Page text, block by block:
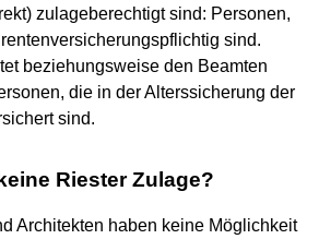
zulageberechtigt sind: Personen,
sind.
beziehungsweise den Beamten
die in der Alterssicherung der
sind.
Riester Zulage?
Architekten haben keine Möglichkeit